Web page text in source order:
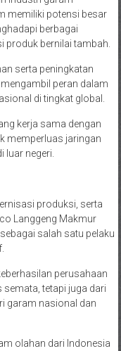
memiliki potensi besar
berbagai
produk bernilai tambah.
serta peningkatan
peran dalam
di tingkat global.
kerja sama dengan
memperluas jaringan
luar negeri.
produksi, serta
Langgeng Makmur
salah satu pelaku
perusahaan
tetapi juga dari
garam nasional dan
olahan dari Indonesia